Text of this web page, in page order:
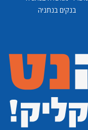
בנקים בנתניה